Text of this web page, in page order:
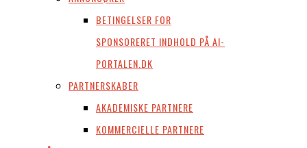
BETINGELSER FOR
SPONSORERET INDHOLD PÅ AI-
PORTALEN.DK
PARTNERSKABER
AKADEMISKE PARTNERE
KOMMERCIELLE PARTNERE